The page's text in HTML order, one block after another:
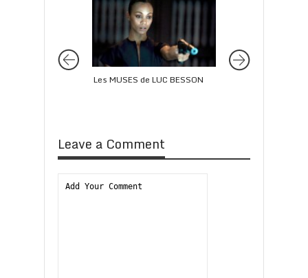
Les MUSES de LUC BESSON
Leave a Comment